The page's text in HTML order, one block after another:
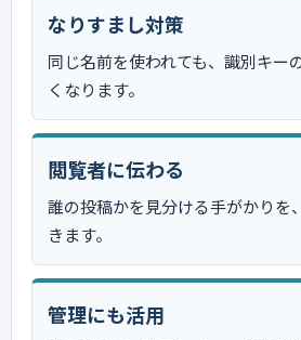
なりすまし対策
同じ名前を使われても、識別キー
くなります。
閲覧者に伝わる
誰の投稿かを見分ける手がかりを
きます。
管理にも活用